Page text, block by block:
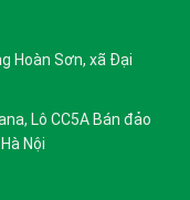
Hoàn Sơn, xã Đại
Lô CC5A Bán đảo
Nội